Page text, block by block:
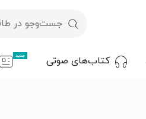
کتاب‌های صوتی جدید